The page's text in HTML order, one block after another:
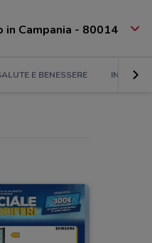
in Campania - 80014
E BENESSERE INFANZIA